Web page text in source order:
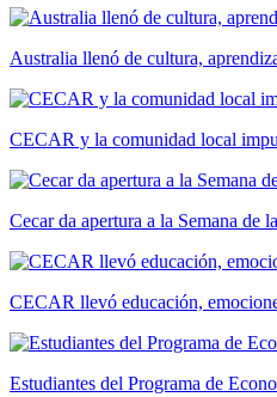
Australia llenó de cultura,
CECAR y la comunidad local
Cecar da apertura a la Semana de
CECAR llevó educación,
Estudiantes del Programa de